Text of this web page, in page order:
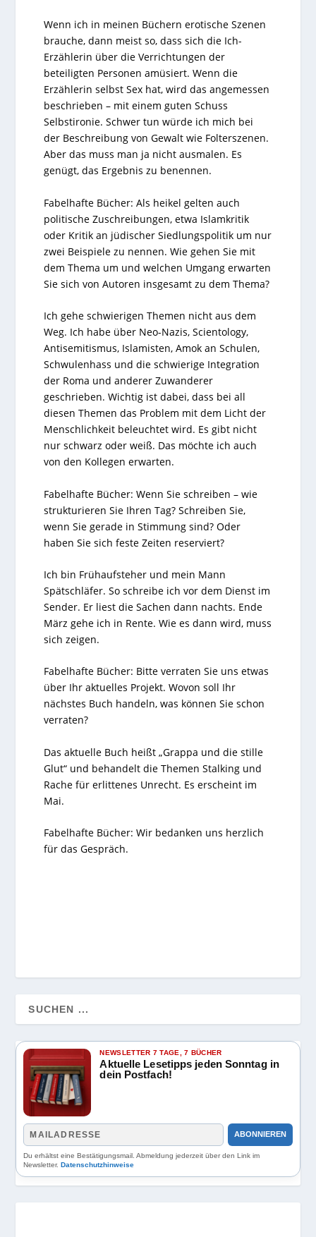
Wenn ich in meinen Büchern erotische Szenen
brauche, dann meist so, dass sich die Ich-
Erzählerin über die Verrichtungen der
beteiligten Personen amüsiert. Wenn die
Erzählerin selbst Sex hat, wird das angemessen
beschrieben – mit einem guten Schuss
Selbstironie. Schwer tun würde ich mich bei
der Beschreibung von Gewalt wie Folterszenen.
Aber das muss man ja nicht ausmalen. Es
genügt, das Ergebnis zu benennen.
Fabelhafte Bücher: Als heikel gelten auch
politische Zuschreibungen, etwa Islamkritik
oder Kritik an jüdischer Siedlungspolitik um nur
zwei Beispiele zu nennen. Wie gehen Sie mit
dem Thema um und welchen Umgang erwarten
Sie sich von Autoren insgesamt zu dem Thema?
Ich gehe schwierigen Themen nicht aus dem
Weg. Ich habe über Neo-Nazis, Scientology,
Antisemitismus, Islamisten, Amok an Schulen,
Schwulenhass und die schwierige Integration
der Roma und anderer Zuwanderer
geschrieben. Wichtig ist dabei, dass bei all
diesen Themen das Problem mit dem Licht der
Menschlichkeit beleuchtet wird. Es gibt nicht
nur schwarz oder weiß. Das möchte ich auch
von den Kollegen erwarten.
Fabelhafte Bücher: Wenn Sie schreiben – wie
strukturieren Sie Ihren Tag? Schreiben Sie,
wenn Sie gerade in Stimmung sind? Oder
haben Sie sich feste Zeiten reserviert?
Ich bin Frühaufsteher und mein Mann
Spätschläfer. So schreibe ich vor dem Dienst im
Sender. Er liest die Sachen dann nachts. Ende
März gehe ich in Rente. Wie es dann wird, muss
sich zeigen.
Fabelhafte Bücher: Bitte verraten Sie uns etwas
über Ihr aktuelles Projekt. Wovon soll Ihr
nächstes Buch handeln, was können Sie schon
verraten?
Das aktuelle Buch heißt „Grappa und die stille
Glut“ und behandelt die Themen Stalking und
Rache für erlittenes Unrecht. Es erscheint im
Mai.
Fabelhafte Bücher: Wir bedanken uns herzlich
für das Gespräch.
NEWSLETTER 7 TAGE, 7 BÜCHER
Aktuelle Lesetipps jeden Sonntag in
dein Postfach!
ABONNIEREN
Du erhältst eine Bestätigungsmail. Abmeldung jederzeit über den Link im
Newsletter.Datenschutzhinweise